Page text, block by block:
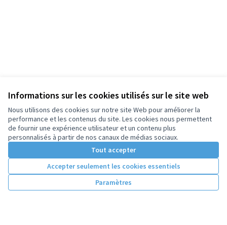
Informations sur les cookies utilisés sur le site web
Nous utilisons des cookies sur notre site Web pour améliorer la
performance et les contenus du site. Les cookies nous permettent
de fournir une expérience utilisateur et un contenu plus
personnalisés à partir de nos canaux de médias sociaux.
Tout accepter
Accepter seulement les cookies essentiels
Paramètres